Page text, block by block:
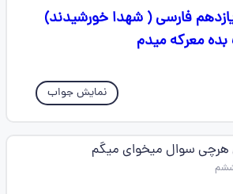
فارسی ( شهدا خورشیدند)
معرکه میدم
نمایش جواب
هرچی سوال میخوای میگم